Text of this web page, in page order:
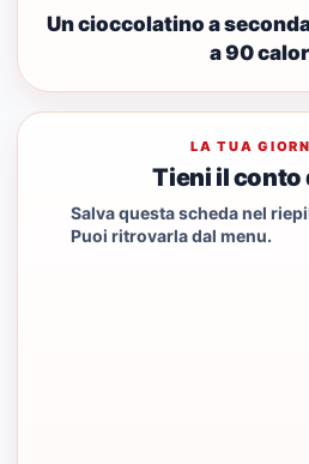
Un cioccolatino a
a 90
LA TUA
Tieni il conto
Salva questa scheda nel
Puoi ritrovarla dal menu.